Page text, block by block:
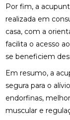
Por fim, a
realizada em
casa, com a
facilita o acesso
se beneficiem
Em resumo, a
segura para o
endorfinas,
muscular e
DESCUBRA O PREÇO DAS PALMILHAS PARA
FASCITE
DESCUBRA ONDE FAZER FISIOTERAPIA
PARA A SUA
DESCUBRA OS BENEFÍCIOS DA ACUPUNTURA RJ
PARA SUA